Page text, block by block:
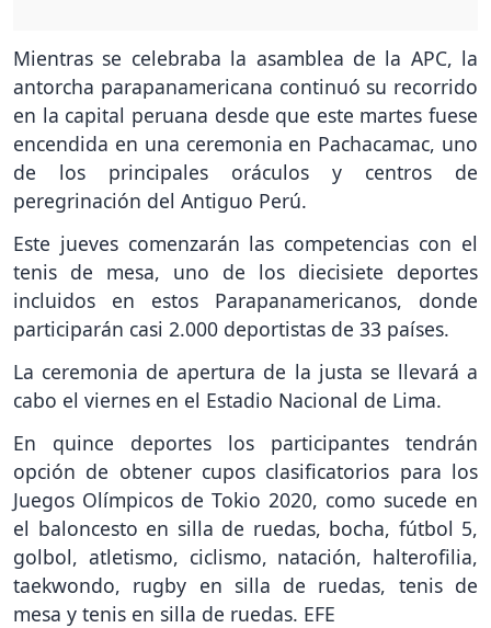
Mientras se celebraba la asamblea de la APC, la
antorcha parapanamericana continuó su recorrido
en la capital peruana desde que este martes fuese
encendida en una ceremonia en Pachacamac, uno
de los principales oráculos y centros de
peregrinación del Antiguo Perú.
Este jueves comenzarán las competencias con el
tenis de mesa, uno de los diecisiete deportes
incluidos en estos Parapanamericanos, donde
participarán casi 2.000 deportistas de 33 países.
La ceremonia de apertura de la justa se llevará a
cabo el viernes en el Estadio Nacional de Lima.
En quince deportes los participantes tendrán
opción de obtener cupos clasificatorios para los
Juegos Olímpicos de Tokio 2020, como sucede en
el baloncesto en silla de ruedas, bocha, fútbol 5,
golbol, atletismo, ciclismo, natación, halterofilia,
taekwondo, rugby en silla de ruedas, tenis de
mesa y tenis en silla de ruedas. EFE